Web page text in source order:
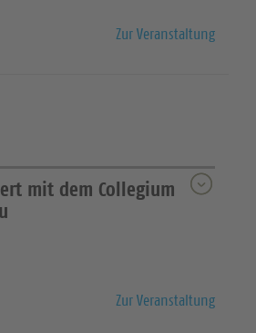
Zur Veranstaltung
mit dem Collegium
Zur Veranstaltung